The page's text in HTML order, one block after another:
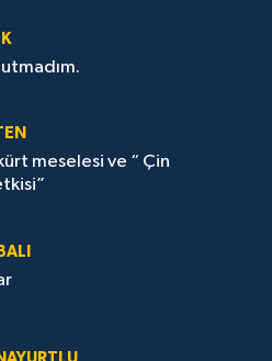
meselesi ve “ Çin